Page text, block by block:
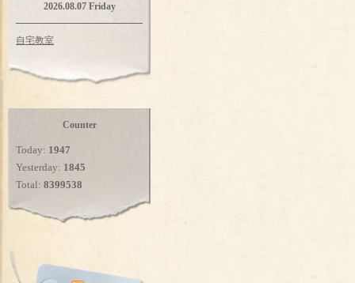
2026.08.07 Friday
自宅教室
Counter
Today: 1947
Yesterday: 1845
Total: 8399538